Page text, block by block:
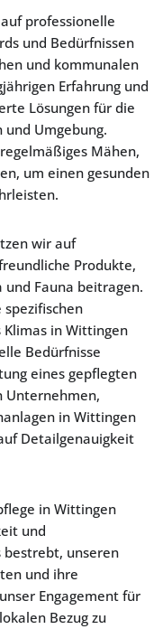
professionelle
und Bedürfnissen
und kommunalen
Erfahrung und
Lösungen für die
Umgebung.
Mähen,
um einen gesunden
wir auf
Produkte,
Fauna beitragen.
spezifischen
Klimas in Wittingen
Bedürfnisse
eines gepflegten
Unternehmen,
in Wittingen
Detailgenauigkeit
in Wittingen
und
bestrebt, unseren
und ihre
Engagement für
Bezug zu